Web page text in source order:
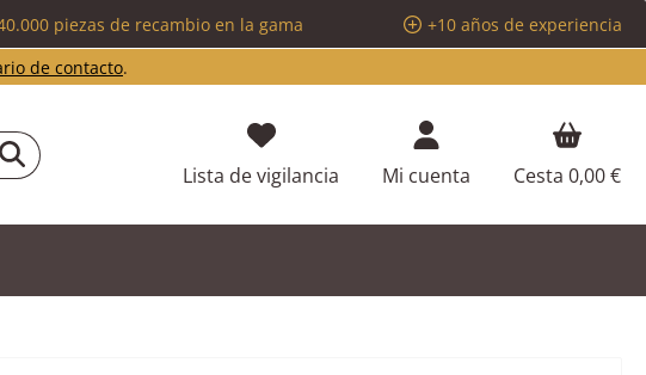
piezas de recambio en la gama
+10 años de experiencia
de contacto.
Lista de vigilancia Tienes 0 artículos en tu lista de
Mi cuenta Cesta 0,00 €